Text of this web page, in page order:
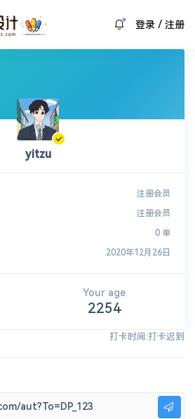
登录/ 注册
yitzu
注册会员
注册会员
0 单
2020年12月26日
Your age
2254
打卡时间:打卡迟到